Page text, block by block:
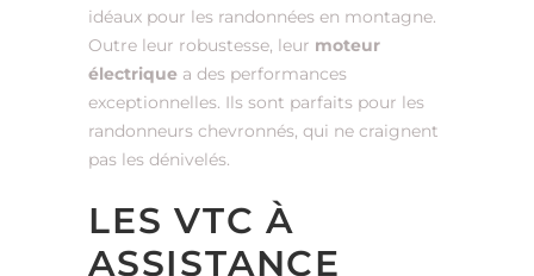
idéaux pour les randonnées en montagne.
Outre leur robustesse, leur moteur
électrique a des performances
exceptionnelles. Ils sont parfaits pour les
randonneurs chevronnés, qui ne craignent
pas les dénivelés.
LES VTC À
ASSISTANCE